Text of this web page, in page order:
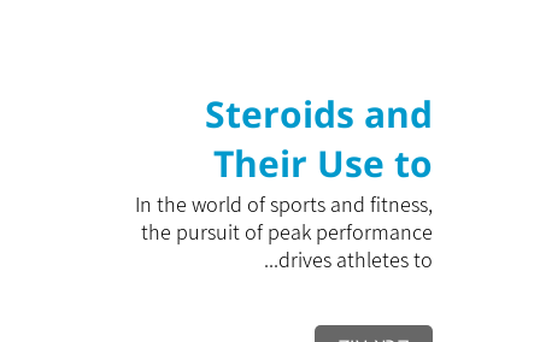
Steroids and
Their Use to
Maximize
Training
In the world of sports and fitness,
the pursuit of peak performance
drives athletes to...